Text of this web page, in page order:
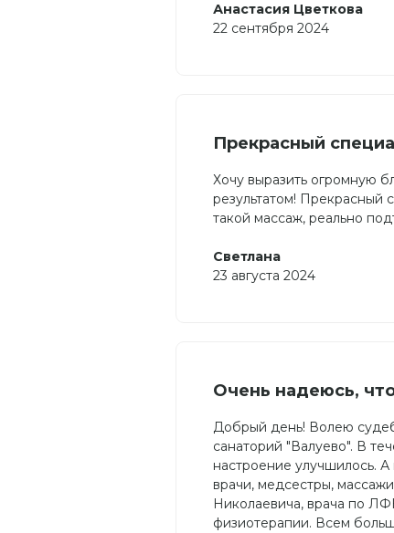
Анастасия Цветкова
22 сентября 2024
Прекрасный
Хочу выразить огромную
результатом!
такой массаж, реально
Светлана
23 августа 2024
Очень надеюсь,
Добрый день! Волею
санаторий "Валуево". В
настроение улучшилось.
врачи, медсестры,
Николаевича, врача по
физиотерапии. Всем